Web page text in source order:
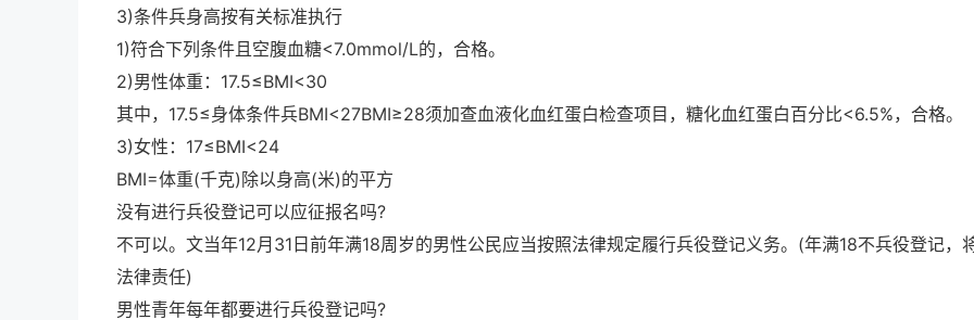
3)条件兵身高按有关标准执行
1)符合下列条件且空腹血糖<7.0mmol/L的，合格。
2)男性体重：17.5≤BMI<30
其中，17.5≤身体条件兵BMI<27BMI≥28须加查血液化血红蛋白检查项目，糖化血红蛋白百分比<6.5%，合格。
3)女性：17≤BMI<24
BMI=体重(千克)除以身高(米)的平方
没有进行兵役登记可以应征报名吗?
不可以。文当年12月31日前年满18周岁的男性公民应当按照法律规定履行兵役登记义务。(年满18不兵役登记，
法律责任)
男性青年每年都要进行兵役登记吗?